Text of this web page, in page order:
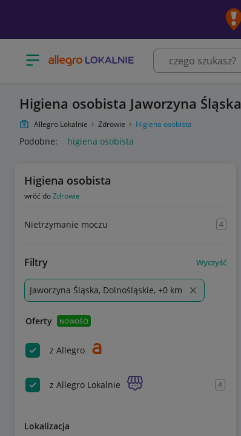
Otwórz menu z kategoriami
Higiena osobista Jaworzyna Śląska
Allegro Lokalnie Zdrowie Higiena osobista
Podobne: higiena osobista
Higiena osobista
wróć doZdrowie
Nietrzymanie moczu 4
Filtry Wyczyść
Jaworzyna Śląska, Dolnośląskie, +0 km
Oferty NOWOŚĆ!
z Allegro
z Allegro Lokalnie 4
Lokalizacja